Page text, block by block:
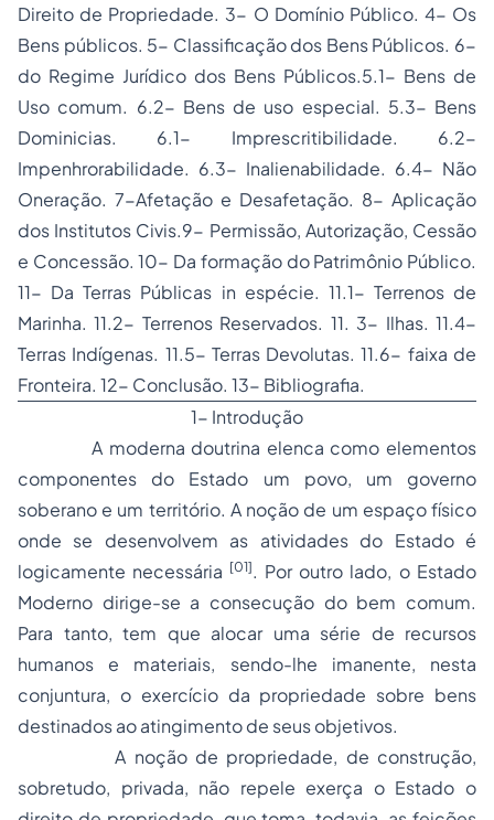
Direito de Propriedade. 3- O Domínio Público. 4- Os
Bens públicos. 5- Classificação dos Bens Públicos. 6-
do Regime Jurídico dos Bens Públicos.5.1- Bens de
Uso comum. 6.2- Bens de uso especial. 5.3- Bens
Dominicias. 6.1- Imprescritibilidade. 6.2-
Impenhrorabilidade. 6.3- Inalienabilidade. 6.4- Não
Oneração. 7-Afetação e Desafetação. 8- Aplicação
dos Institutos Civis.9- Permissão, Autorização, Cessão
e Concessão. 10- Da formação do Patrimônio Público.
11- Da Terras Públicas in espécie. 11.1- Terrenos de
Marinha. 11.2- Terrenos Reservados. 11. 3- Ilhas. 11.4-
Terras Indígenas. 11.5- Terras Devolutas. 11.6- faixa de
Fronteira. 12- Conclusão. 13- Bibliografia.
1- Introdução
A moderna doutrina elenca como elementos
componentes do Estado um povo, um governo
soberano e um território. A noção de um espaço físico
onde se desenvolvem as atividades do Estado é
logicamente necessária [01]. Por outro lado, o Estado
Moderno dirige-se a consecução do bem comum.
Para tanto, tem que alocar uma série de recursos
humanos e materiais, sendo-lhe imanente, nesta
conjuntura, o exercício da propriedade sobre bens
destinados ao atingimento de seus objetivos.
A noção de propriedade, de construção,
sobretudo, privada, não repele exerça o Estado o